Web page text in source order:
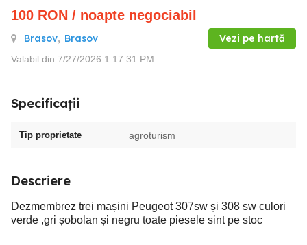
100 RON / noapte negociabil
Brasov, Brasov Vezi pe hartă
Valabil din 7/27/2026 1:17:31 PM
Specificații
Tip proprietate agroturism
Descriere
Dezmembrez trei mașini Peugeot 307sw și 308 sw culori
verde ,gri șobolan și negru toate piesele sint pe stoc